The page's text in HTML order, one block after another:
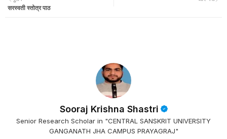
सरस्वती स्तोत्र पाठ
Sooraj Krishna Shastri
Senior Research Scholar in "CENTRAL SANSKRIT UNIVERSITY
GANGANATH JHA CAMPUS PRAYAGRAJ"